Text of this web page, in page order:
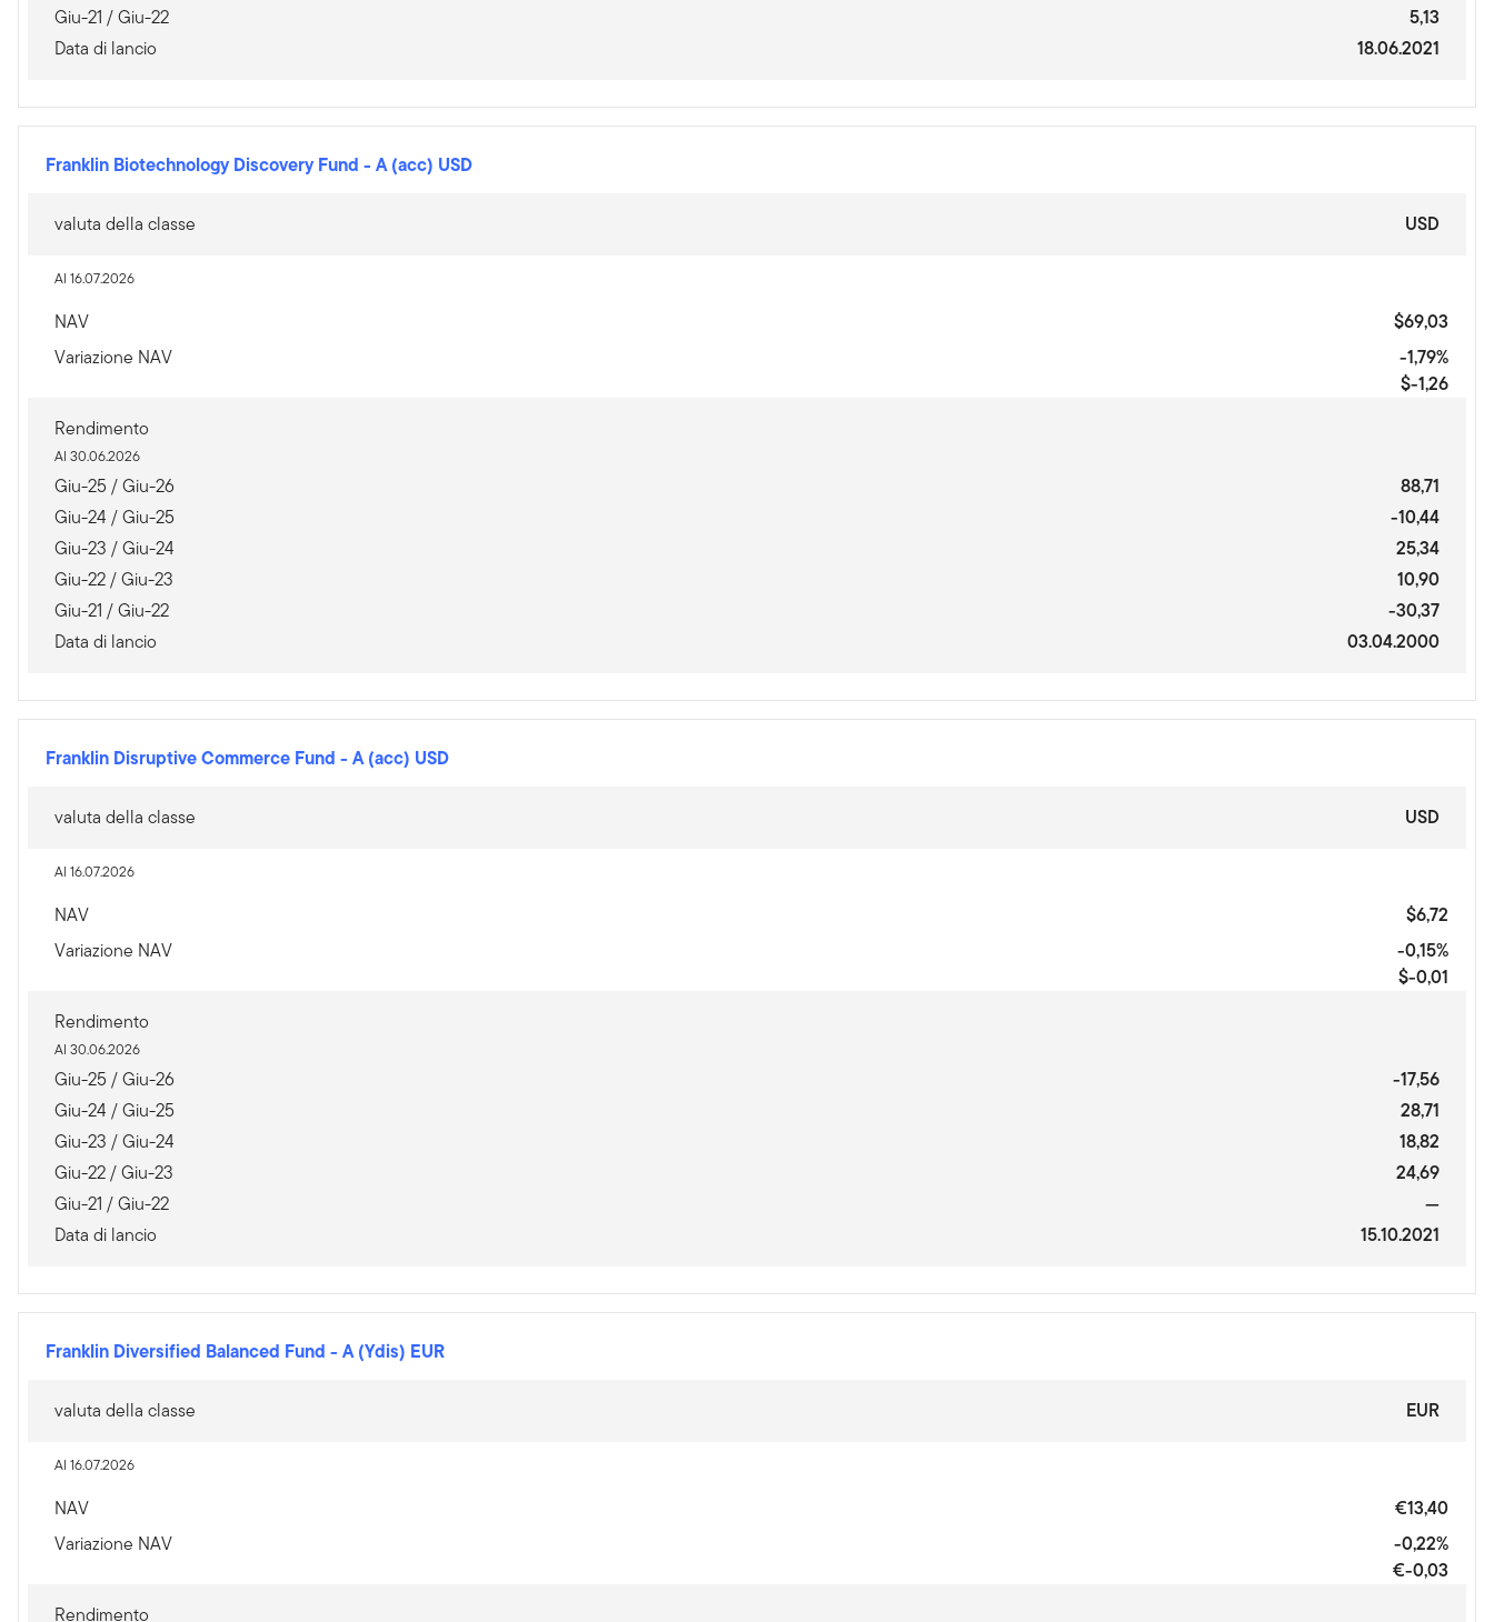
Giu-21 / Giu-22
5,13
Data di lancio
18.06.2021
Franklin Biotechnology Discovery Fund - A (acc) USD
valuta della classe USD
Al 16.07.2026
NAV
$69,03
Variazione NAV
-1,79%
$-1,26
Rendimento
Al 30.06.2026
Giu-25 / Giu-26
88,71
Giu-24 / Giu-25
-10,44
Giu-23 / Giu-24
25,34
Giu-22 / Giu-23
10,90
Giu-21 / Giu-22
-30,37
Data di lancio
03.04.2000
Franklin Disruptive Commerce Fund - A (acc) USD
valuta della classe USD
Al 16.07.2026
NAV
$6,72
Variazione NAV
-0,15%
$-0,01
Rendimento
Al 30.06.2026
Giu-25 / Giu-26
-17,56
Giu-24 / Giu-25
28,71
Giu-23 / Giu-24
18,82
Giu-22 / Giu-23
24,69
Giu-21 / Giu-22
—
Data di lancio
15.10.2021
Franklin Diversified Balanced Fund - A (Ydis) EUR
valuta della classe EUR
Al 16.07.2026
NAV
€13,40
Variazione NAV
-0,22%
€-0,03
Rendimento